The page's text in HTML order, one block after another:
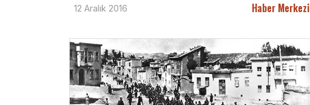
12 Aralık 2016 Haber Merkezi